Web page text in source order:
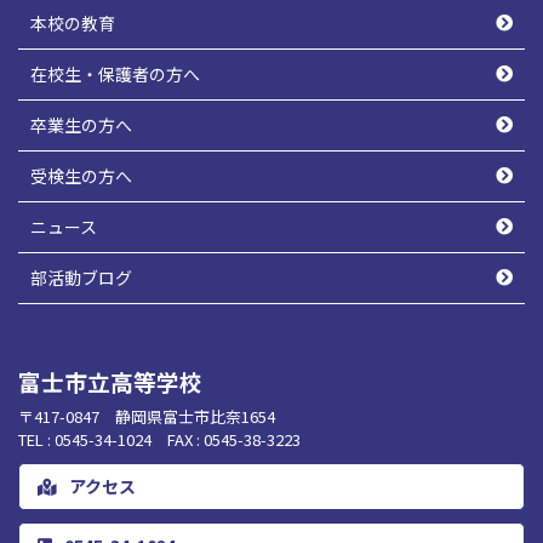
本校の教育
在校生・保護者の方へ
卒業生の方へ
受検生の方へ
ニュース
部活動ブログ
富士市立高等学校
〒417-0847 静岡県富士市比奈1654
TEL : 0545-34-1024 FAX : 0545-38-3223
アクセス